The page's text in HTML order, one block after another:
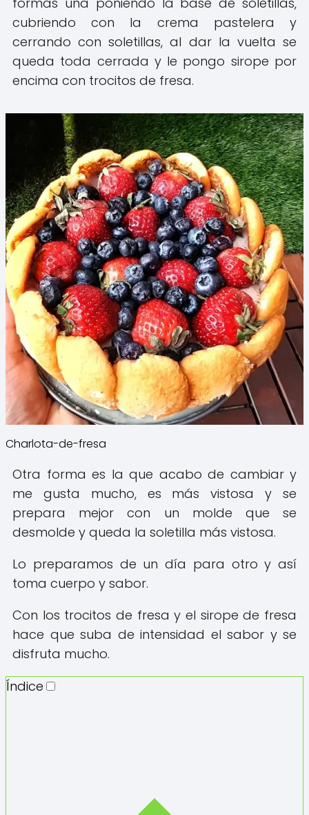
cubriendo con la crema pastelera y
cerrando con soletillas, al dar la vuelta se
queda toda cerrada y le pongo sirope por
encima con trocitos de fresa.
Charlota-de-fresa
Otra forma es la que acabo de cambiar y
me gusta mucho, es más vistosa y se
prepara mejor con un molde que se
desmolde y queda la soletilla más vistosa.
Lo preparamos de un día para otro y así
toma cuerpo y sabor.
Con los trocitos de fresa y el sirope de fresa
hace que suba de intensidad el sabor y se
disfruta mucho.
Índice